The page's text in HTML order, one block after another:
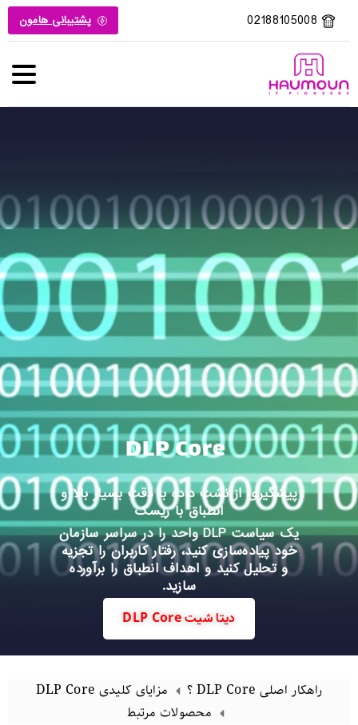
02188105008 پشتیبانی هامون
DLP Core
پیشگیری از نشت داده با دقت بسیار بالا و
انطباق با ریسک
یک سیاست DLP واحد را در سراسر سازمان
خود پیاده‌سازی کنید، رفتار کاربران را تجزیه
و تحلیل کنید و اهداف انطباق را برآورده
سازید.
دیتا شیت DLP Core
راهکار اصلی DLP Core ؟
مزایای کلیدی DLP Core
محصولات مرتبط